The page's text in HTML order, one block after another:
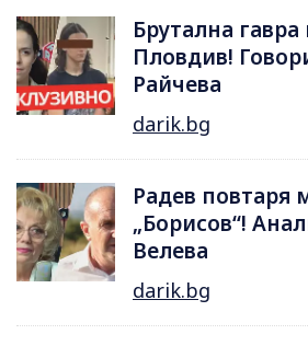
Брутална
Пловдив!
Райчева
darik.bg
Радев повтаря
„Борисов“!
Велева
darik.bg